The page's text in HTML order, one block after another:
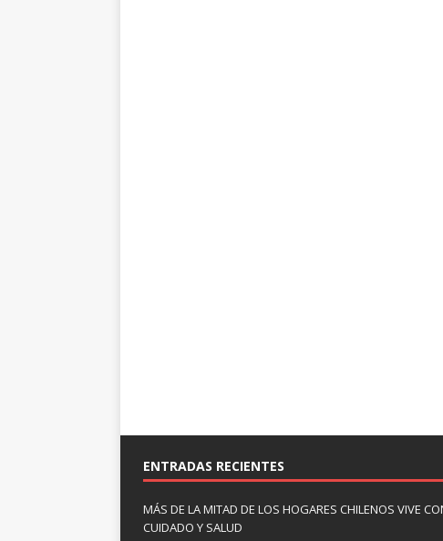
ENTRADAS RECIENTES
MÁS DE LA MITAD DE LOS HOGARES CHILENOS VIVE
CUIDADO Y SALUD